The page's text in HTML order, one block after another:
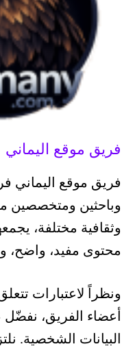
فريق موقع اليماني
فريق موقع اليماني
وباحثين ومتخصصين
وثقافية مختلفة،
محتوى مفيد، واضح،
ونظراً لاعتبارات
أعضاء الفريق،
البيانات الشخصية.